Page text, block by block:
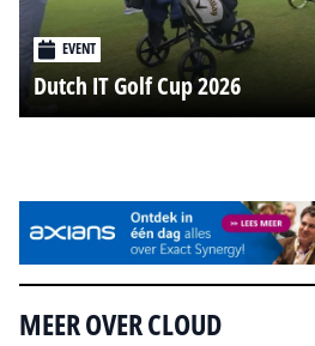
EVENT
Dutch IT Golf Cup 2026
MEER OVER CLOUD